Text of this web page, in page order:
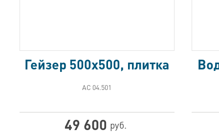
Гейзер 500х500, плитка
АС 04.501
49 600 руб.